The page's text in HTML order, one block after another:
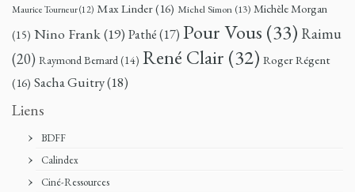
Maurice Tourneur(12) Max Linder(16) Michel Simon (13) Michèle Morgan
(15) Nino Frank(19) Pathé(17) Pour Vous (33) Raimu
(20) Raymond Bernard(14) René Clair (32) Roger Régent
(16) Sacha Guitry(18)
Liens
BDFF
Calindex
Ciné-Ressources